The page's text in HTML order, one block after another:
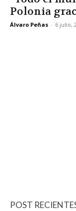
Polonia
Álvaro Peñas - 6 julio,
POST